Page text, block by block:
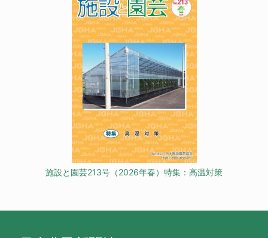
施設と園芸213号（2026年春）特集：高温対策